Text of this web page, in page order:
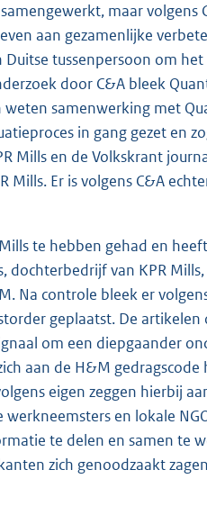
maar volgens
aan gezamenlijke
tussenpersoon om
door C&A bleek
weten samenwerking met
in gang gezet en
Mills en de Volkskrant
Er is volgens C&A
te hebben gehad en
dochterbedrijf van KPR
Na controle bleek er
geplaatst. De artikelen
om een diepgaander
aan de H&M
eigen zeggen hierbij
en lokale
te delen en samen te
zich genoodzaakt